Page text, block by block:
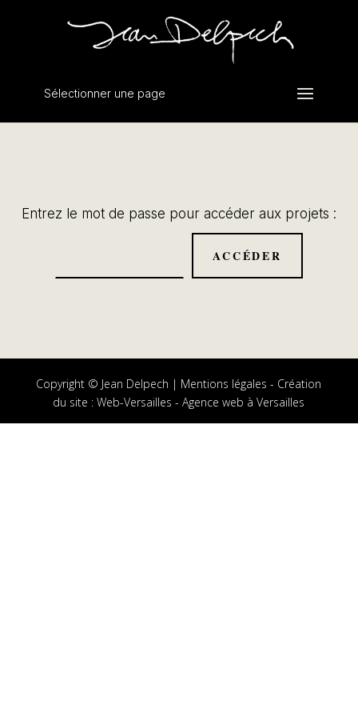
Sélectionner une page
Entrez le mot de passe pour accéder aux projets :
Copyright © Jean Delpech | Mentions légales - Création
du site :Web-Versailles - Agence web à Versailles